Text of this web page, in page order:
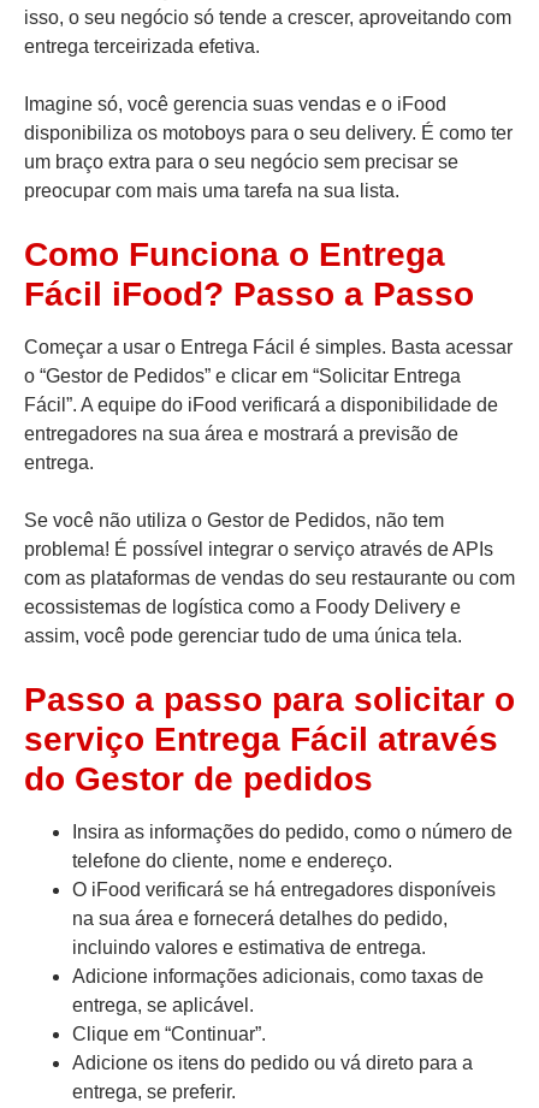
isso, o seu negócio só tende a crescer, aproveitando com
entrega terceirizada efetiva.
Imagine só, você gerencia suas vendas e o iFood
disponibiliza os motoboys para o seu delivery. É como ter
um braço extra para o seu negócio sem precisar se
preocupar com mais uma tarefa na sua lista.
Como Funciona o Entrega
Fácil iFood? Passo a Passo
Começar a usar o Entrega Fácil é simples. Basta acessar
o “Gestor de Pedidos” e clicar em “Solicitar Entrega
Fácil”. A equipe do iFood verificará a disponibilidade de
entregadores na sua área e mostrará a previsão de
entrega.
Se você não utiliza o Gestor de Pedidos, não tem
problema! É possível integrar o serviço através de APIs
com as plataformas de vendas do seu restaurante ou com
ecossistemas de logística como a Foody Delivery e
assim, você pode gerenciar tudo de uma única tela.
Passo a passo para solicitar o
serviço Entrega Fácil através
do Gestor de pedidos
Insira as informações do pedido, como o número de
telefone do cliente, nome e endereço.
O iFood verificará se há entregadores disponíveis
na sua área e fornecerá detalhes do pedido,
incluindo valores e estimativa de entrega.
Adicione informações adicionais, como taxas de
entrega, se aplicável.
Clique em “Continuar”.
Adicione os itens do pedido ou vá direto para a
entrega, se preferir.